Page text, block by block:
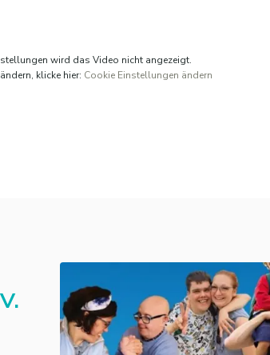
wird das Video nicht angezeigt.
klicke hier: Cookie Einstellungen ändern